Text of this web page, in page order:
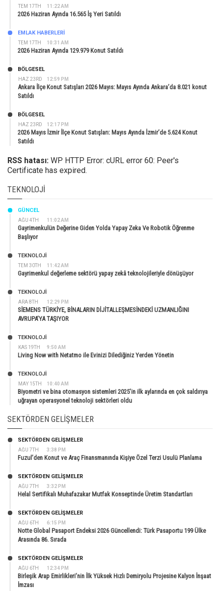
TEM 17TH 11:22 AM
2026 Haziran Ayında 16.565 İş Yeri Satıldı
TEM 17TH 10:31 AM
EMLAK HABERLERI
2026 Haziran Ayında 129.979 Konut Satıldı
HAZ 23RD 12:59 PM
BÖLGESEL
Ankara İlçe Konut Satışları 2026 Mayıs: Mayıs Ayında Ankara’da 8.021 konut
Satıldı
HAZ 23RD 12:17 PM
BÖLGESEL
2026 Mayıs İzmir İlçe Konut Satışları: Mayıs Ayında İzmir’de 5.624 Konut
Satıldı
RSS hatası: WP HTTP Error: cURL error 60: Peer's
Certificate has expired.
TEKNOLOJI
AĞU 4TH 11:02 AM
GÜNCEL
Gayrimenkulün Değerine Giden Yolda Yapay Zeka Ve Robotik Öğrenme
Başlıyor
TEM 30TH 11:42 AM
TEKNOLOJİ
Gayrimenkul değerleme sektörü yapay zekâ teknolojileriyle dönüşüyor
ARA 8TH 12:29 PM
TEKNOLOJİ
SİEMENS TÜRKİYE, BİNALARIN DİJİTALLEŞMESİNDEKİ UZMANLIĞINI
AVRUPA’YA TAŞIYOR
KAS 19TH 9:50 AM
TEKNOLOJİ
Living Now with Netatmo ile Evinizi Dilediğiniz Yerden Yönetin
MAY 15TH 10:40 AM
TEKNOLOJİ
Biyometri ve bina otomasyon sistemleri 2025’in ilk aylarında en çok saldırıya
uğrayan operasyonel teknoloji sektörleri oldu
SEKTÖRDEN GELIŞMELER
AĞU 7TH 3:38 PM
SEKTÖRDEN GELIŞMELER
Fuzul’den Konut ve Araç Finansmanında Kişiye Özel Terzi Usulü Planlama
AĞU 7TH 3:32 PM
SEKTÖRDEN GELIŞMELER
Helal Sertifikalı Muhafazakar Mutfak Konseptinde Üretim Standartları
AĞU 6TH 6:15 PM
SEKTÖRDEN GELIŞMELER
Notte Global Pasaport Endeksi 2026 Güncellendi: Türk Pasaportu 199 Ülke
Arasında 86. Sırada
AĞU 6TH 12:34 PM
SEKTÖRDEN GELIŞMELER
Birleşik Arap Emirlikleri’nin İlk Yüksek Hızlı Demiryolu Projesine Kalyon İnşaat
İmzası